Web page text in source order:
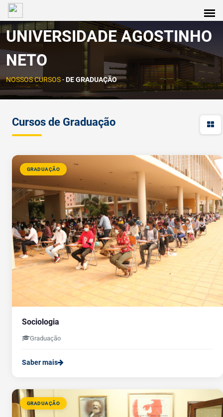
UNIVERSIDADE AGOSTINHO
NETO
NOSSOS CURSOS-DE GRADUAÇÃO
Cursos de Graduação
GRADUAÇÃO
Sociologia
Graduação
Saber mais
GRADUAÇÃO